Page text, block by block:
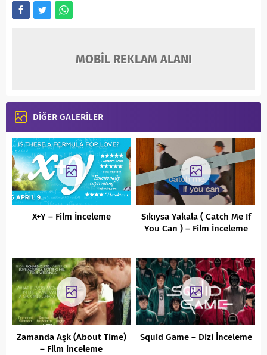
MOBİL REKLAM ALANI
DİĞER GALERİLER
X+Y – Film İnceleme
Sıkıysa Yakala ( Catch Me If
You Can ) – Film İnceleme
Zamanda Aşk (About Time)
– Film inceleme
Squid Game – Dizi İnceleme